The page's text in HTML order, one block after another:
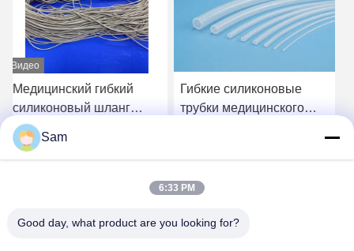
Гибкие силиконовые
трубки медицинского
качества с гладкой
поверхностью и
превосходной гибкостью
для передачи жидкости
Медицинские
перфорированные
биосовместимым
дизайном для
дренирования
Sam
6:33 PM
Good day, what product are you looking for?